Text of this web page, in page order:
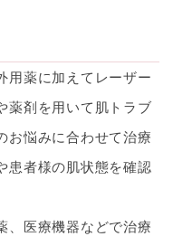
用薬に加えてレーザー
薬剤を用いて肌トラブ
お悩みに合わせて治療
患者様の肌状態を確認
、医療機器などで治療